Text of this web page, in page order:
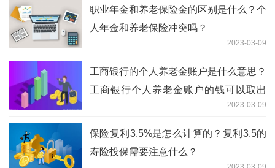
职业年金和养老保险金的区别是什么？个
人年金和养老保险冲突吗？
2023-03-09
工商银行的个人养老金账户是什么意思？
工商银行个人养老金账户的钱可以取出
2023-03-09
保险复利3.5%是怎么计算的？复利3.5的
寿险投保需要注意什么？